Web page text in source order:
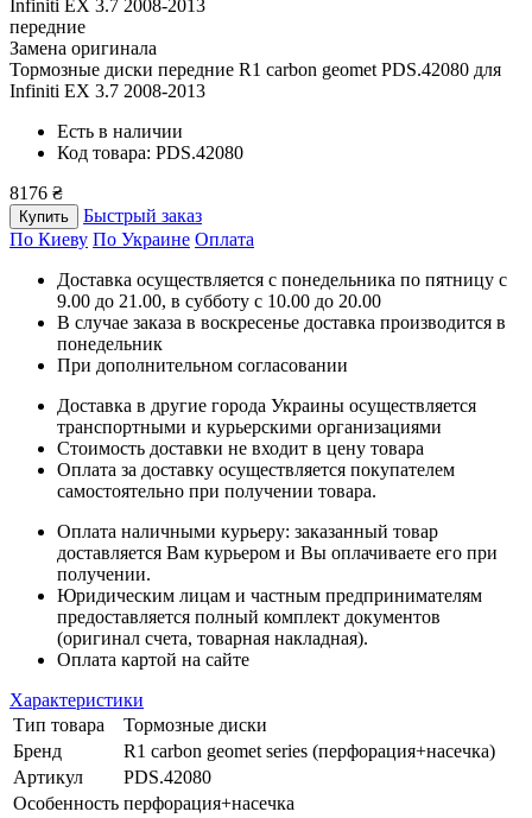
передние
Замена оригинала
Тормозные диски передние R1 carbon geomet PDS.42080 для
Infiniti EX 3.7 2008-2013
Есть в наличии
Код товара: PDS.42080
8176 ₴
Купить
Быстрый заказ
По Киеву По Украине Оплата
Доставка осуществляется с понедельника по пятницу с
9.00 до 21.00, в субботу с 10.00 до 20.00
В случае заказа в воскресенье доставка производится в
понедельник
При дополнительном согласовании
Доставка в другие города Украины осуществляется
транспортными и курьерскими организациями
Стоимость доставки не входит в цену товара
Оплата за доставку осуществляется покупателем
самостоятельно при получении товара.
Оплата наличными курьеру: заказанный товар
доставляется Вам курьером и Вы оплачиваете его при
получении.
Юридическим лицам и частным предпринимателям
предоставляется полный комплект документов
(оригинал счета, товарная накладная).
Оплата картой на сайте
Характеристики
Тип товара
Тормозные диски
Бренд
R1 carbon geomet series (перфорация+насечка)
Артикул
PDS.42080
Особенность перфорация+насечка